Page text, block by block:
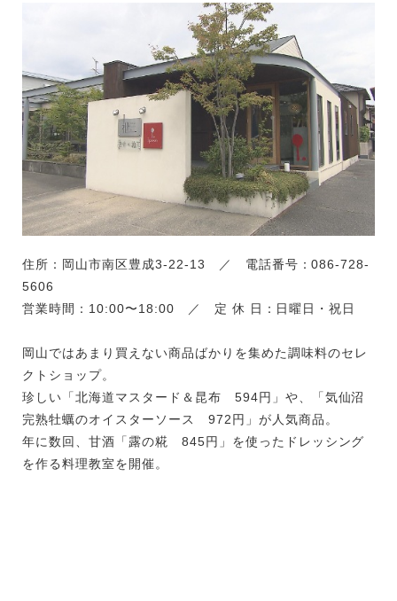
住所：岡山市南区豊成3-22-13 ／ 電話番号：086-728-
5606
営業時間：10:00〜18:00 ／ 定 休 日：日曜日・祝日
岡山ではあまり買えない商品ばかりを集めた調味料のセレ
クトショップ。
珍しい「北海道マスタード＆昆布 594円」や、「気仙沼
完熟牡蠣のオイスターソース 972円」が人気商品。
年に数回、甘酒「露の糀 845円」を使ったドレッシング
を作る料理教室を開催。